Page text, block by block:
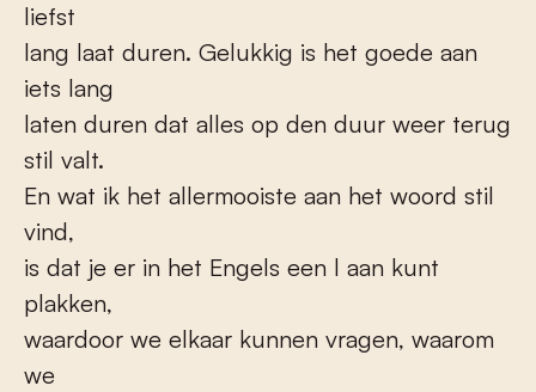
liefst
lang laat duren. Gelukkig is het goede aan
iets lang
laten duren dat alles op den duur weer terug
stil valt.
En wat ik het allermooiste aan het woord stil
vind,
is dat je er in het Engels een l aan kunt
plakken,
waardoor we elkaar kunnen vragen, waarom
we